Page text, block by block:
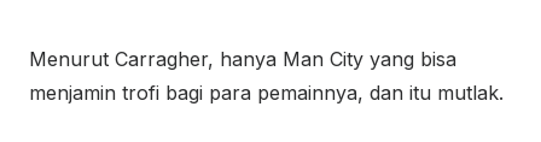
Menurut Carragher, hanya Man City yang bisa
menjamin trofi bagi para pemainnya, dan itu mutlak.